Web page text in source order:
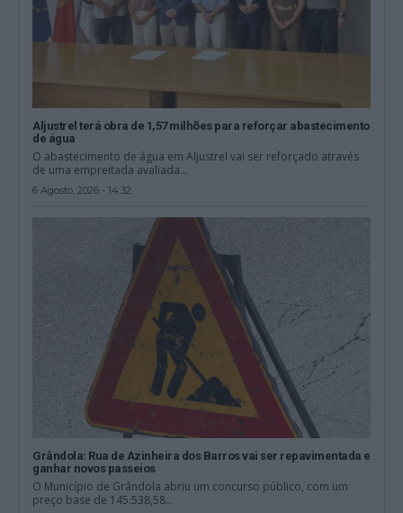
Aljustrel terá obra de 1,57 milhões para reforçar abastecimento
de água
O abastecimento de água em Aljustrel vai ser reforçado através
de uma empreitada avaliada...
6 Agosto, 2026 - 14:32
Grândola: Rua de Azinheira dos Barros vai ser repavimentada e
ganhar novos passeios
O Município de Grândola abriu um concurso público, com um
preço base de 145.538,58...